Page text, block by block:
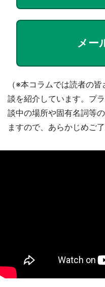
メー
（※本コラムでは読者の
談を紹介しています。プ
談中の場所や固有名詞等
ますので、あらかじめご了